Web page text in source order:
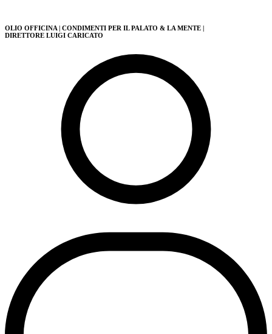
OLIO OFFICINA | CONDIMENTI PER IL PALATO & LA MENTE |
DIRETTORE LUIGI CARICATO